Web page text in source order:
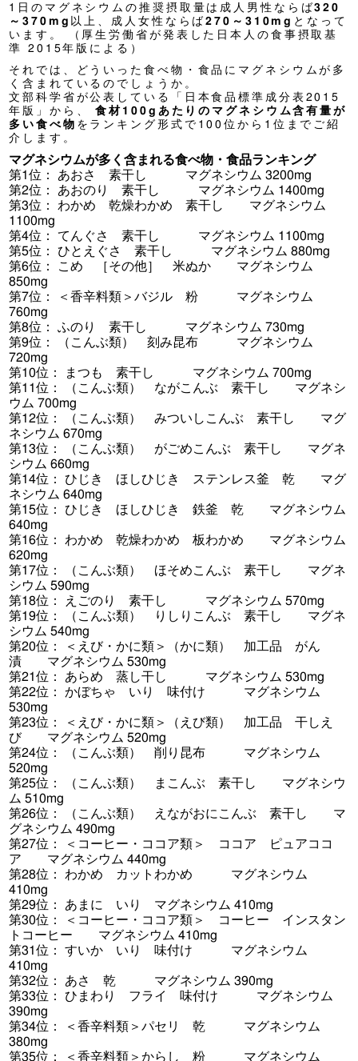
1日のマグネシウムの推奨摂取量は成人男性ならば320
～370mg 以上、成人女性ならば270～310mg となって
います。
（厚生労働省が発表した日本人の食事摂取基
準 2015年版による）
それでは、どういった食べ物・食品にマグネシウムが多
く含まれているのでしょうか。
文部科学省が公表している「日本食品標準成分表2015
年版」から、食材100gあたりのマグネシウム含有量が
多い食べ物 をランキング形式で100位から1位までご紹
介します。
マグネシウムが多く含まれる食べ物・食品ランキング
第1位： あおさ 素干し マグネシウム 3200mg
第2位： あおのり 素干し マグネシウム 1400mg
第3位： わかめ 乾燥わかめ 素干し マグネシウム
1100mg
第4位： てんぐさ 素干し マグネシウム 1100mg
第5位： ひとえぐさ 素干し マグネシウム 880mg
第6位： こめ ［その他］ 米ぬか マグネシウム
850mg
第7位： ＜香辛料類＞バジル 粉 マグネシウム
760mg
第8位： ふのり 素干し マグネシウム 730mg
第9位： （こんぶ類） 刻み昆布 マグネシウム
720mg
第10位： まつも 素干し マグネシウム 700mg
第11位： （こんぶ類） ながこんぶ 素干し マグネシ
ウム 700mg
第12位： （こんぶ類） みついしこんぶ 素干し マグ
ネシウム 670mg
第13位： （こんぶ類） がごめこんぶ 素干し マグネ
シウム 660mg
第14位： ひじき ほしひじき ステンレス釜 乾 マグ
ネシウム 640mg
第15位： ひじき ほしひじき 鉄釜 乾 マグネシウム
640mg
第16位： わかめ 乾燥わかめ 板わかめ マグネシウム
620mg
第17位： （こんぶ類） ほそめこんぶ 素干し マグネ
シウム 590mg
第18位： えごのり 素干し マグネシウム 570mg
第19位： （こんぶ類） りしりこんぶ 素干し マグネ
シウム 540mg
第20位： ＜えび・かに類＞（かに類） 加工品 がん
漬 マグネシウム 530mg
第21位： あらめ 蒸し干し マグネシウム 530mg
第22位： かぼちゃ いり 味付け マグネシウム
530mg
第23位： ＜えび・かに類＞（えび類） 加工品 干しえ
び マグネシウム 520mg
第24位： （こんぶ類） 削り昆布 マグネシウム
520mg
第25位： （こんぶ類） まこんぶ 素干し マグネシウ
ム 510mg
第26位： （こんぶ類） えながおにこんぶ 素干し マ
グネシウム 490mg
第27位： ＜コーヒー・ココア類＞ ココア ピュアココ
ア マグネシウム 440mg
第28位： わかめ カットわかめ マグネシウム
410mg
第29位： あまに いり マグネシウム 410mg
第30位： ＜コーヒー・ココア類＞ コーヒー インスタン
トコーヒー マグネシウム 410mg
第31位： すいか いり 味付け マグネシウム
410mg
第32位： あさ 乾 マグネシウム 390mg
第33位： ひまわり フライ 味付け マグネシウム
390mg
第34位： ＜香辛料類＞パセリ 乾 マグネシウム
380mg
第35位： ＜香辛料類＞からし 粉 マグネシウム